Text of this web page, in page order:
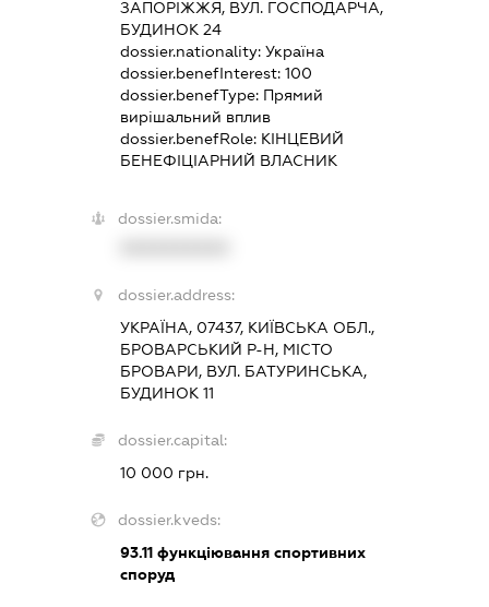
ЗАПОРІЖЖЯ, ВУЛ. ГОСПОДАРЧА,
БУДИНОК 24
dossier.nationality: Україна
dossier.benefInterest: 100
dossier.benefType: Прямий
вирішальний вплив
dossier.benefRole: КІНЦЕВИЙ
БЕНЕФІЦІАРНИЙ ВЛАСНИК
dossier.smida:
dossier.address:
УКРАЇНА, 07437, КИЇВСЬКА ОБЛ.,
БРОВАРСЬКИЙ Р-Н, МІСТО
БРОВАРИ, ВУЛ. БАТУРИНСЬКА,
БУДИНОК 11
dossier.capital:
10 000 грн.
dossier.kveds:
93.11функціювання спортивних
споруд